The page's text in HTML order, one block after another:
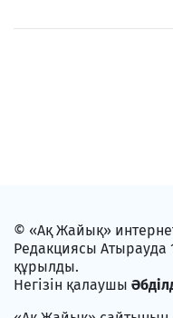
© «Ақ Жайық»
Редакциясы
құрылды.
Негізін қалаушы